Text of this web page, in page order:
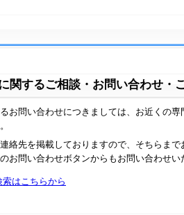
関するご相談・お問い合わせ・
お問い合わせにつきましては、お近くの専
絡先を掲載しておりますので、そちらまで
お問い合わせボタンからもお問い合わせい
はこちらから